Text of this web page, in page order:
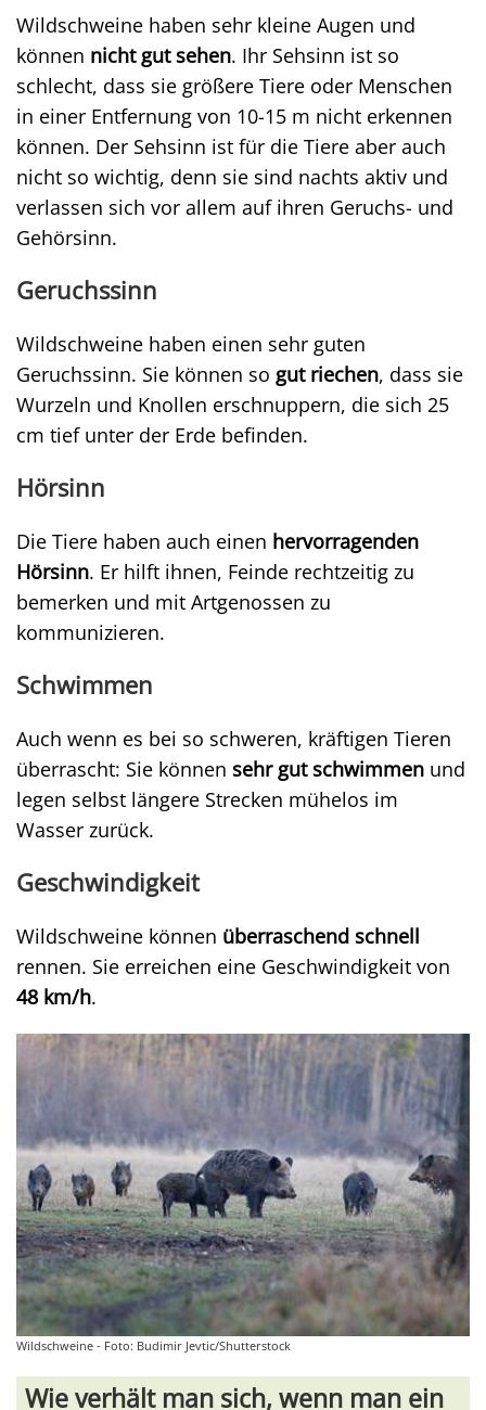
Wildschweine haben sehr kleine Augen und
können nicht gut sehen. Ihr Sehsinn ist so
schlecht, dass sie größere Tiere oder Menschen
in einer Entfernung von 10-15 m nicht erkennen
können. Der Sehsinn ist für die Tiere aber auch
nicht so wichtig, denn sie sind nachts aktiv und
verlassen sich vor allem auf ihren Geruchs- und
Gehörsinn.
Geruchssinn
Wildschweine haben einen sehr guten
Geruchssinn. Sie können so gut riechen, dass sie
Wurzeln und Knollen erschnuppern, die sich 25
cm tief unter der Erde befinden.
Hörsinn
Die Tiere haben auch einen hervorragenden
Hörsinn. Er hilft ihnen, Feinde rechtzeitig zu
bemerken und mit Artgenossen zu
kommunizieren.
Schwimmen
Auch wenn es bei so schweren, kräftigen Tieren
überrascht: Sie können sehr gut schwimmen und
legen selbst längere Strecken mühelos im
Wasser zurück.
Geschwindigkeit
Wildschweine können überraschend schnell
rennen. Sie erreichen eine Geschwindigkeit von
48 km/h.
Wildschweine - Foto: Budimir Jevtic/Shutterstock
Wie verhält man sich, wenn man ein